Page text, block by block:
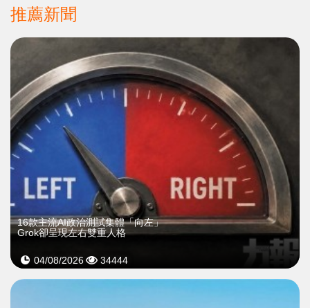
推薦新聞
16款主流AI政治測試集體「向左」
Grok卻呈現左右雙重人格
04/08/2026 34444